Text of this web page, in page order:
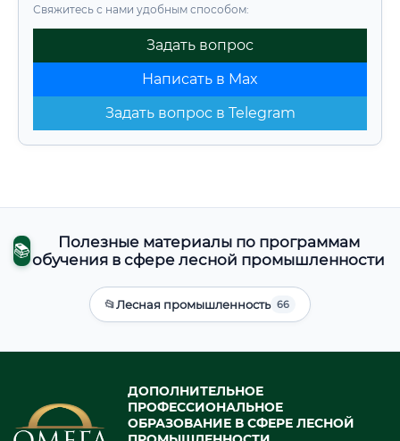
Свяжитесь с нами удобным способом:
Задать вопрос
Написать в Max
Задать вопрос в Telegram
📚
Полезные материалы по программам
обучения в сфере лесной промышленности
📂Лесная промышленность 66
ДОПОЛНИТЕЛЬНОЕ
ПРОФЕССИОНАЛЬНОЕ
ОБРАЗОВАНИЕ В СФЕРЕ ЛЕСНОЙ